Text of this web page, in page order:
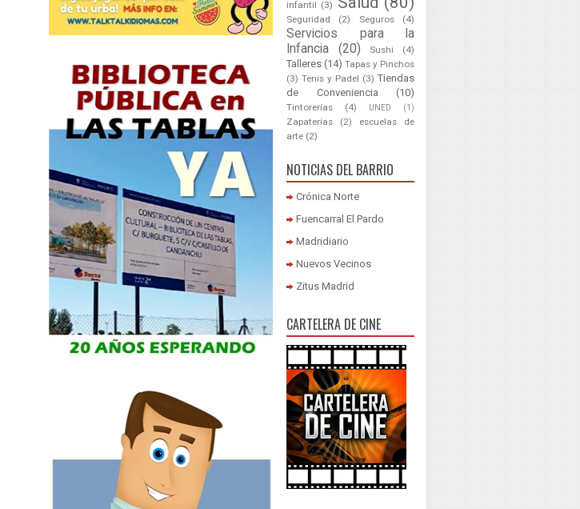
infantil (3)
Seguridad (2) Seguros (4)
Servicios para la
Infancia
(20) Sushi (4)
Talleres (14) Tapas y Pinchos
(3) Tenis y Padel (3) Tiendas
de Conveniencia
(10)
Tintorerías (4) UNED (1)
Zapaterías (2)
escuelas de
arte (2)
NOTICIAS DEL BARRIO
Crónica Norte
Fuencarral El Pardo
Madridiario
Nuevos Vecinos
Zitus Madrid
CARTELERA DE CINE